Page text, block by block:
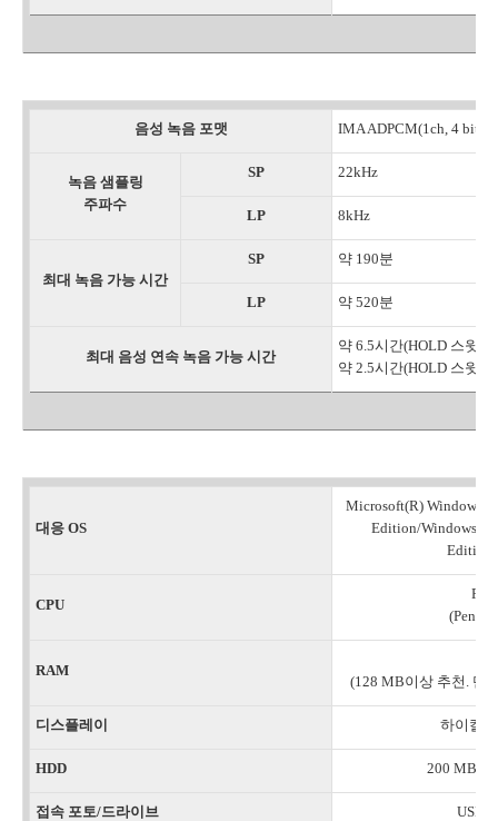
음성 녹음 포맷 IMA ADPCM(1ch, 4 bit)
녹음 샘플링
주파수
SP 22kHz
LP 8kHz
최대 녹음 가능 시간
SP 약 190분
LP 약 520분
최대 음성 연속 녹음 가능 시간
약 6.5시간(HOLD 스윗
약 2.5시간(HOLD 스윗
대응 OS
Microsoft(R)
Edition/Windows(R)
Edition/
CPU
RAM
(128 MB이상 추천. 단
디스플레이 하이칼
HDD 200 MB이
접속 포토/드라이브 USB